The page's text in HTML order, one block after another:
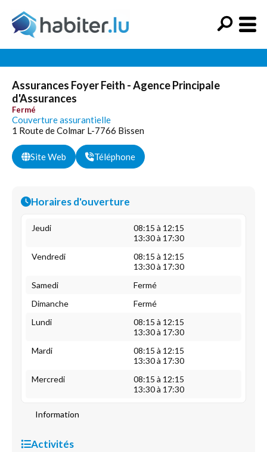
Assurances Foyer Feith - Agence Principale
d'Assurances
Fermé
Couverture assurantielle
1 Route de Colmar L-7766 Bissen
Site Web Téléphone
Horaires d'ouverture
Jeudi
08:15 à 12:15
13:30 à 17:30
Vendredi
08:15 à 12:15
13:30 à 17:30
Samedi
Fermé
Dimanche
Fermé
Lundi
08:15 à 12:15
13:30 à 17:30
Mardi
08:15 à 12:15
13:30 à 17:30
Mercredi
08:15 à 12:15
13:30 à 17:30
Information
Activités